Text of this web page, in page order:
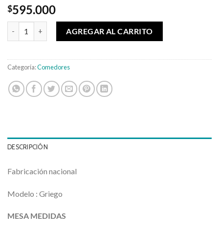
$595.000
AGREGAR AL CARRITO
Categoría:Comedores
DESCRIPCIÓN
Fabricación nacional
Modelo : Griego
MESA MEDIDAS